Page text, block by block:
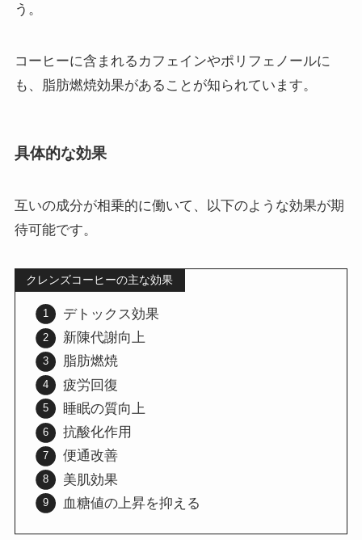
う。
コーヒーに含まれるカフェインやポリフェノールに
も、脂肪燃焼効果があることが知られています。
具体的な効果
互いの成分が相乗的に働いて、以下のような効果が期
待可能です。
クレンズコーヒーの主な効果
デトックス効果
新陳代謝向上
脂肪燃焼
疲労回復
睡眠の質向上
抗酸化作用
便通改善
美肌効果
血糖値の上昇を抑える